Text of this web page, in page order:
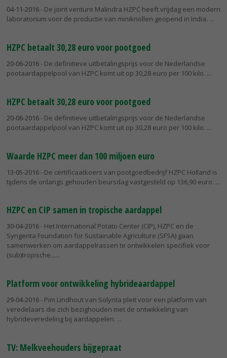
04-11-2016- De joint venture Malindra HZPC heeft vrijdag een modern
laboratorium voor de productie van miniknollen geopend in India.
HZPC betaalt 30,28 euro voor pootgoed
20-06-2016- De definitieve uitbetalingsprijs voor de Nederlandse
pootaardappelpool van HZPC komt uit op 30,28 euro per 100 kilo.
HZPC betaalt 30,28 euro voor pootgoed
20-06-2016- De definitieve uitbetalingsprijs voor de Nederlandse
pootaardappelpool van HZPC komt uit op 30,28 euro per 100 kilo.
Waarde HZPC meer dan 100 miljoen euro
13-05-2016- De certificaatkoers van pootgoedbedrijf HZPC Holland is
tijdens de onlangs gehouden beursdag vastgesteld op 136,90 euro.
HZPC en CIP samen in tropische aardappel
30-04-2016- Het International Potato Center (CIP), HZPC en de
Syngenta Foundation for Sustainable Agriculture (SFSA) gaan
samenwerken om aardappelrassen te ontwikkelen specifiek voor
(sub)tropische...
Platform voor ontwikkeling hybrideaardappel
29-04-2016- Pim Lindhout van Solynta pleit voor een platform van
veredelaars die zich bezighouden met de ontwikkeling van
hybrideveredeling bij aardappelen.
TV: Melkveehouders bijgepraat